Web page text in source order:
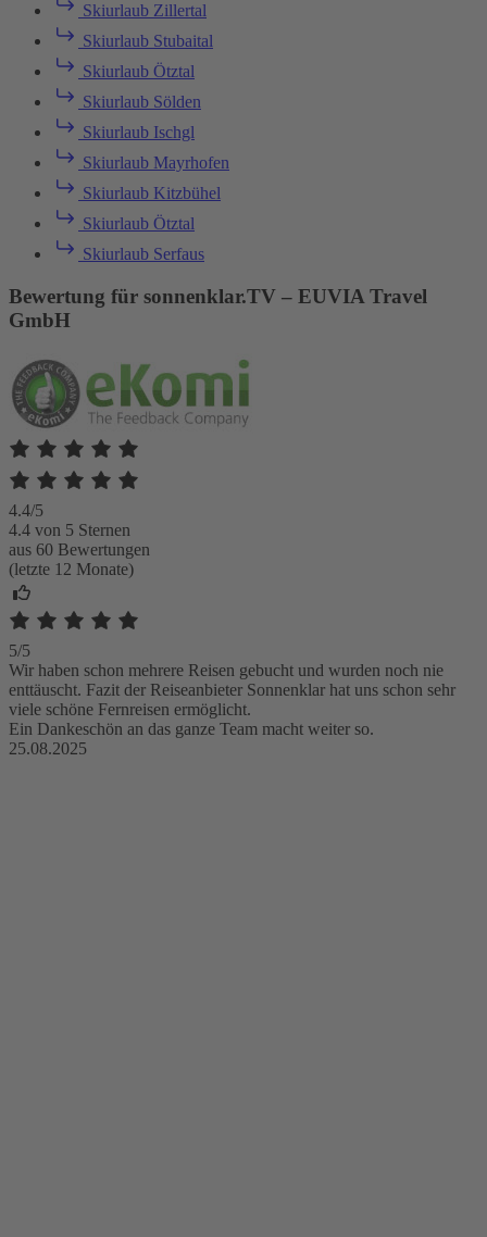
Skiurlaub Zillertal
Skiurlaub Stubaital
Skiurlaub Ötztal
Skiurlaub Sölden
Skiurlaub Ischgl
Skiurlaub Mayrhofen
Skiurlaub Kitzbühel
Skiurlaub Ötztal
Skiurlaub Serfaus
Bewertung für sonnenklar.TV – EUVIA Travel
GmbH
4.4/5
4.4 von 5 Sternen
aus 60 Bewertungen
(letzte 12 Monate)
5/5
Wir haben schon mehrere Reisen gebucht und wurden noch nie
enttäuscht. Fazit der Reiseanbieter Sonnenklar hat uns schon sehr
viele schöne Fernreisen ermöglicht.
Ein Dankeschön an das ganze Team macht weiter so.
25.08.2025